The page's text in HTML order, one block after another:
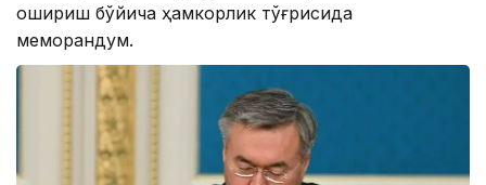
ошириш бўйича ҳамкорлик тўғрисида
меморандум.